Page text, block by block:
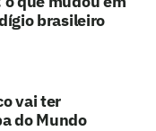
brasileiro
vai ter
do Mundo